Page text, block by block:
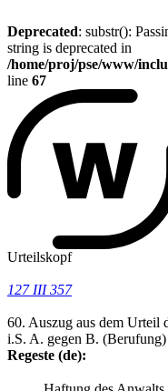
Deprecated: substr():
string is deprecated in
/home/proj/pse/www/
line 67
Urteilskopf
127 III 357
60. Auszug aus dem Urteil
i.S. A. gegen B. (Berufung)
Regeste (de):